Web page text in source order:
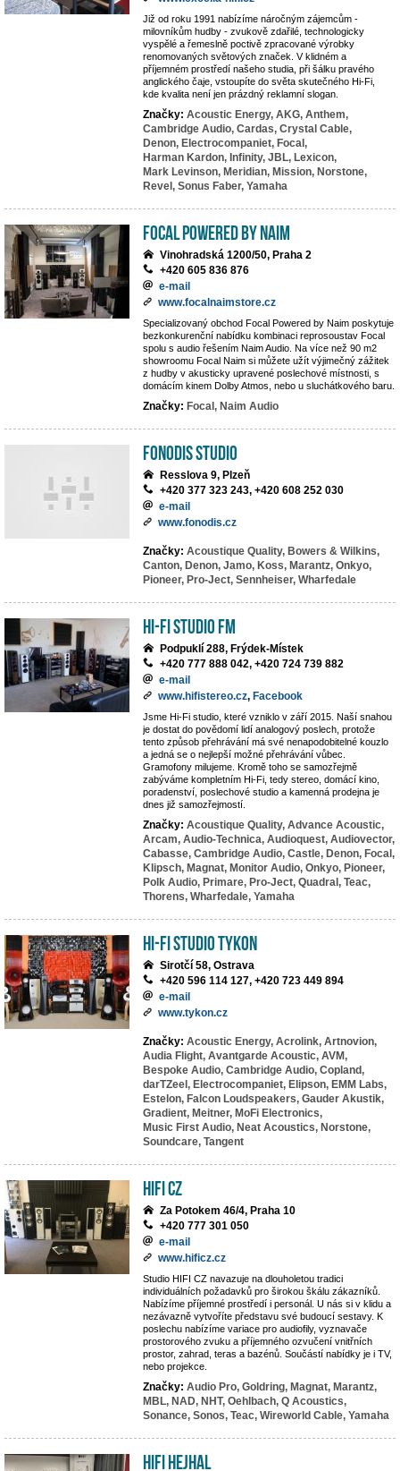
Již od roku 1991 nabízíme náročným zájemcům -
milovníkům hudby - zvukově zdařilé, technologicky
vyspělé a řemeslně poctivě zpracované výrobky
renomovaných světových značek. V klidném a
příjemném prostředí našeho studia, při šálku pravého
anglického čaje, vstoupíte do světa skutečného Hi-Fi,
kde kvalita není jen prázdný reklamní slogan.
Značky: Acoustic Energy, AKG, Anthem,
Cambridge Audio, Cardas, Crystal Cable,
Denon, Electrocompaniet, Focal,
Harman Kardon, Infinity, JBL, Lexicon,
Mark Levinson, Meridian, Mission, Norstone,
Revel, Sonus Faber, Yamaha
Focal powered by Naim
Vinohradská 1200/50, Praha 2
+420 605 836 876
e-mail
www.focalnaimstore.cz
Specializovaný obchod Focal Powered by Naim poskytuje
bezkonkurenční nabídku kombinaci reprosoustav Focal
spolu s audio řešením Naim Audio. Na více než 90 m2
showroomu Focal Naim si můžete užít výjimečný zážitek
z hudby v akusticky upravené poslechové místnosti, s
domácím kinem Dolby Atmos, nebo u sluchátkového baru.
Značky: Focal, Naim Audio
Fonodis studio
Resslova 9, Plzeň
+420 377 323 243, +420 608 252 030
e-mail
www.fonodis.cz
Značky: Acoustique Quality, Bowers & Wilkins,
Canton, Denon, Jamo, Koss, Marantz, Onkyo,
Pioneer, Pro-Ject, Sennheiser, Wharfedale
Hi-Fi Studio FM
Podpuklí 288, Frýdek-Místek
+420 777 888 042, +420 724 739 882
e-mail
www.hifistereo.cz, Facebook
Jsme Hi-Fi studio, které vzniklo v září 2015. Naší snahou
je dostat do povědomí lidí analogový poslech, protože
tento způsob přehrávání má své nenapodobitelné kouzlo
a jedná se o nejlepší možné přehrávání vůbec.
Gramofony milujeme. Kromě toho se samozřejmě
zabýváme kompletním Hi-Fi, tedy stereo, domácí kino,
poradenství, poslechové studio a kamenná prodejna je
dnes již samozřejmostí.
Značky: Acoustique Quality, Advance Acoustic,
Arcam, Audio-Technica, Audioquest, Audiovector,
Cabasse, Cambridge Audio, Castle, Denon, Focal,
Klipsch, Magnat, Monitor Audio, Onkyo, Pioneer,
Polk Audio, Primare, Pro-Ject, Quadral, Teac,
Thorens, Wharfedale, Yamaha
HI-FI studio TYKON
Sirotčí 58, Ostrava
+420 596 114 127, +420 723 449 894
e-mail
www.tykon.cz
Značky: Acoustic Energy, Acrolink, Artnovion,
Audia Flight, Avantgarde Acoustic, AVM,
Bespoke Audio, Cambridge Audio, Copland,
darTZeel, Electrocompaniet, Elipson, EMM Labs,
Estelon, Falcon Loudspeakers, Gauder Akustik,
Gradient, Meitner, MoFi Electronics,
Music First Audio, Neat Acoustics, Norstone,
Soundcare, Tangent
HIFI CZ
Za Potokem 46/4, Praha 10
+420 777 301 050
e-mail
www.hificz.cz
Studio HIFI CZ navazuje na dlouholetou tradici
individuálních požadavků pro širokou škálu zákazníků.
Nabízíme příjemné prostředí i personál. U nás si v klidu a
nezávazně vytvoříte představu své budoucí sestavy. K
poslechu nabízíme variace pro audiofily, vyznavače
prostorového zvuku a příjemného ozvučení vnitřních
prostor, zahrad, teras a bazénů. Součástí nabídky je i TV,
nebo projekce.
Značky: Audio Pro, Goldring, Magnat, Marantz,
MBL, NAD, NHT, Oehlbach, Q Acoustics,
Sonance, Sonos, Teac, Wireworld Cable, Yamaha
Hifi Hejhal